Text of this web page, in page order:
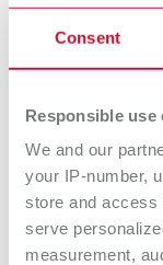
Consent
Responsible use
We and our
your IP-number,
store and access
serve
measurement,
para el tratamiento
a un desarrollo
¿Qué hay
eléctricos
Los aparatos
to Business) y su
marcados con este
puntos de